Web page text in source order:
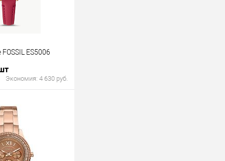
ES5006
Экономия: 4 630 руб.
корзину
В наличии